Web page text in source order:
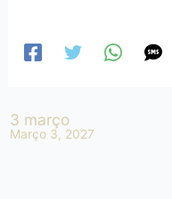
3 março
Março 3, 2027